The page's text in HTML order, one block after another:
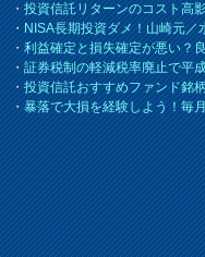
・投資信託リターンのコスト高
・NISA長期投資ダメ！山崎元
・利益確定と損失確定が悪い？
・証券税制の軽減税率廃止で平
・投資信託おすすめファンド銘
・暴落で大損を経験しよう！毎